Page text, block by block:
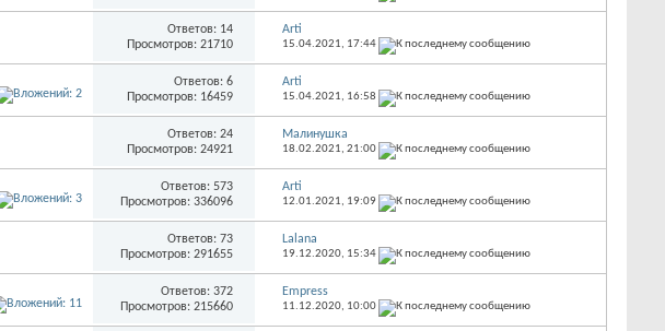
Ответов: 14
Просмотров: 21710
Arti
15.04.2021, 17:44
Ответов: 6
Просмотров: 16459
Arti
15.04.2021, 16:58
Ответов: 24
Просмотров: 24921
Малинушка
18.02.2021, 21:00
Ответов: 573
Просмотров: 336096
Arti
12.01.2021, 19:09
Ответов: 73
Просмотров: 291655
Lalana
19.12.2020, 15:34
Ответов: 372
Просмотров: 215660
Empress
11.12.2020, 10:00